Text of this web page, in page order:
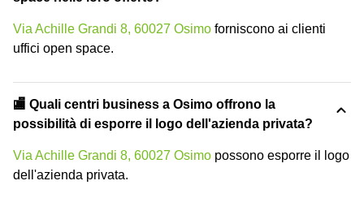
Via Achille Grandi 8, 60027 Osimo forniscono ai clienti
uffici open space.
🏬 Quali centri business a Osimo offrono la
possibilità di esporre il logo dell'azienda privata?
Via Achille Grandi 8, 60027 Osimo possono esporre il logo
dell'azienda privata.